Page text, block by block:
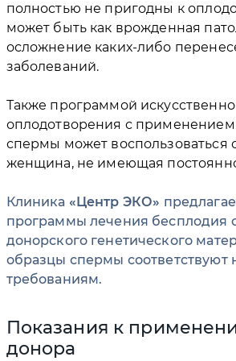
полностью не пригодны к
может быть как врожденная
осложнение каких-либо
заболеваний.
Также программой
оплодотворения с
спермы может воспользоваться
женщина, не имеющая
Клиника Центр ЭКО
программы лечения бесплодия
донорского генетического
образцы спермы
требованиям.
Показания к
донора